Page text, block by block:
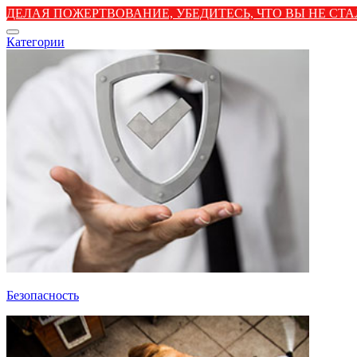
ДЕЛАЯ ПОЖЕРТВОВАНИЕ, УБЕДИТЕСЬ, ЧТО ВЫ НЕ
Категории
Безопасность